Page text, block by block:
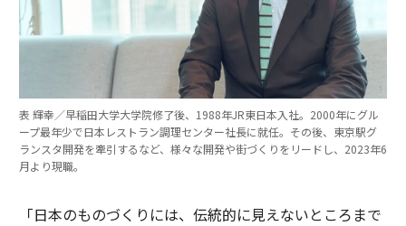
表 輝幸／早稲田大学大学院修了後、1988年JR東日本入社。2000年にグル
ープ最年少で日本レストラン調理センター社長に就任。その後、東京駅グ
ランスタ開発を牽引するなど、様々な開発や街づくりをリードし、2023年6
月より現職。
「日本のものづくりには、伝統的に見えないところまで